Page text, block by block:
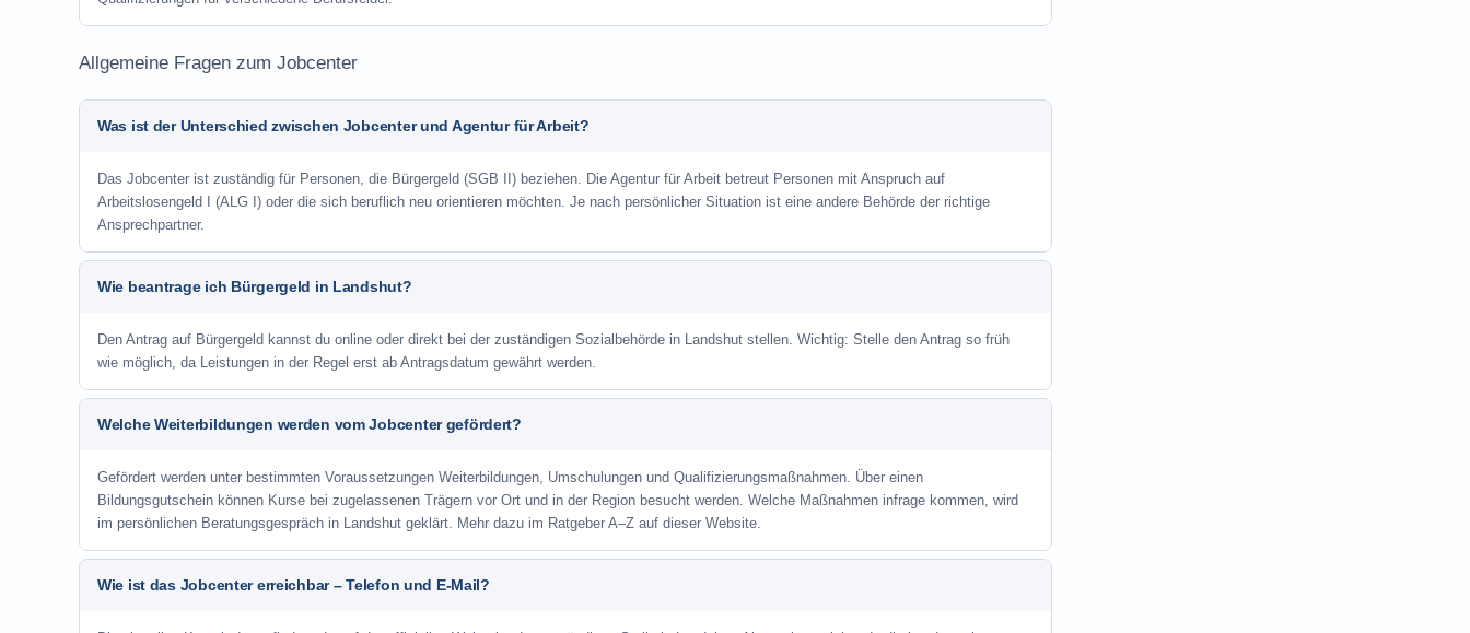
Allgemeine Fragen zum Jobcenter
Was ist der Unterschied zwischen Jobcenter und Agentur für Arbeit?
Das Jobcenter ist zuständig für Personen, die Bürgergeld (SGB II) beziehen. Die Agentur für Arbeit betreut Personen mit Anspruch auf
Arbeitslosengeld I (ALG I) oder die sich beruflich neu orientieren möchten. Je nach persönlicher Situation ist eine andere Behörde der richtige
Ansprechpartner.
Wie beantrage ich Bürgergeld in Landshut?
Den Antrag auf Bürgergeld kannst du online oder direkt bei der zuständigen Sozialbehörde in Landshut stellen. Wichtig: Stelle den Antrag so früh
wie möglich, da Leistungen in der Regel erst ab Antragsdatum gewährt werden.
Welche Weiterbildungen werden vom Jobcenter gefördert?
Gefördert werden unter bestimmten Voraussetzungen Weiterbildungen, Umschulungen und Qualifizierungsmaßnahmen. Über einen
Bildungsgutschein können Kurse bei zugelassenen Trägern vor Ort und in der Region besucht werden. Welche Maßnahmen infrage kommen, wird
im persönlichen Beratungsgespräch in Landshut geklärt. Mehr dazu im Ratgeber A–Z auf dieser Website.
Wie ist das Jobcenter erreichbar – Telefon und E-Mail?